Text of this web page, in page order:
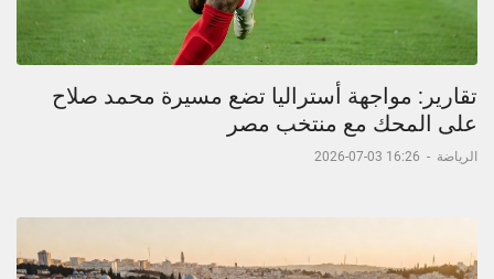
تقارير: مواجهة أستراليا تضع مسيرة محمد صلاح
على المحك مع منتخب مصر
الرياضة -
16:26 03-07-2026